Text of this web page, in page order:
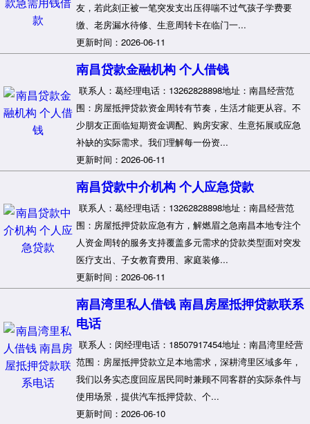
友，若此刻正被一笔突发支出压得喘不过气孩子学费要
缴、老房漏水待修、生意周转卡在临门一...
更新时间：2026-06-11
南昌贷款金融机构 个人借钱
联系人：葛经理电话：13262828898地址：南昌经营范
围：房屋抵押贷款资金周转有节奏，生活才能更从容。不
少朋友正面临短期资金调配、购房安家、生意拓展或应急
补缺的实际需求。我们理解每一份资...
更新时间：2026-06-11
南昌贷款中介机构 个人应急贷款
联系人：葛经理电话：13262828898地址：南昌经营范
围：房屋抵押贷款应急有方，解燃眉之急南昌本地专注个
人资金周转的服务支持覆盖多元需求的贷款类型面对突发
医疗支出、子女教育费用、家庭装修...
更新时间：2026-06-11
南昌湾里私人借钱 南昌房屋抵押贷款联系
电话
联系人：闵经理电话：18507917454地址：南昌湾里经营
范围：房屋抵押贷款立足本地需求，深耕湾里区域多年，
我们以务实态度回应居民同时兼顾不同客群的实际条件与
使用场景，提供汽车抵押贷款、个...
更新时间：2026-06-10